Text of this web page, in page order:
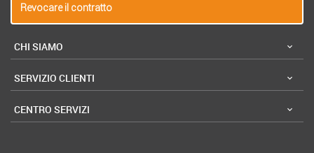
Revocare il contratto
CHI SIAMO
SERVIZIO CLIENTI
CENTRO SERVIZI